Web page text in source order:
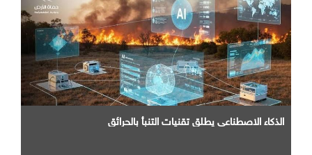
الذكاء الاصطناعي يطلق تقنيات التنبأ بالحرائق